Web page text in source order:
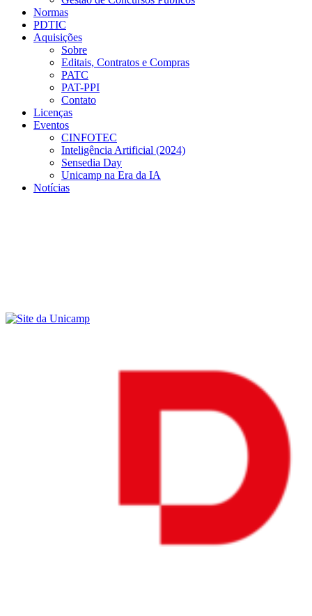
Normas
PDTIC
Aquisições
Sobre
Editais, Contratos e Compras
PATC
PAT-PPI
Contato
Licenças
Eventos
CINFOTEC
Inteligência Artificial (2024)
Sensedia Day
Unicamp na Era da IA
Notícias